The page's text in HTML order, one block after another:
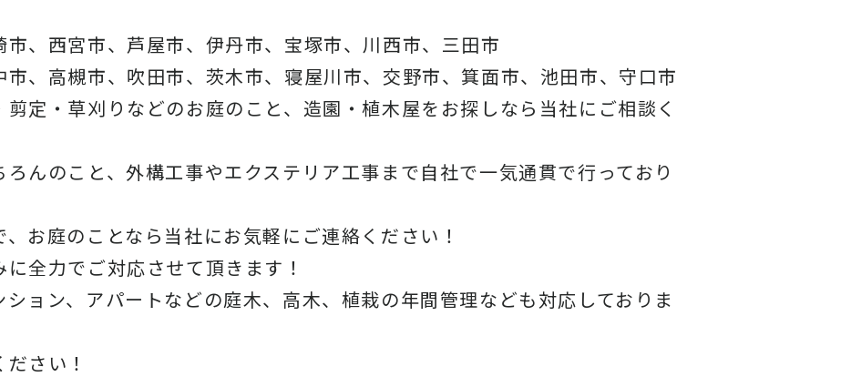
市、西宮市、芦屋市、伊丹市、宝塚市、川西市、三田市
市、高槻市、吹田市、茨木市、寝屋川市、交野市、箕面市、池田市、守口市
定・草刈りなどのお庭のこと、造園・植木屋をお探しなら当社にご相談く
んのこと、外構工事やエクステリア工事まで自社で一気通貫で行っており
お庭のことなら当社にお気軽にご連絡ください！
全力でご対応させて頂きます！
ョン、アパートなどの庭木、高木、植栽の年間管理なども対応しておりま
さい！